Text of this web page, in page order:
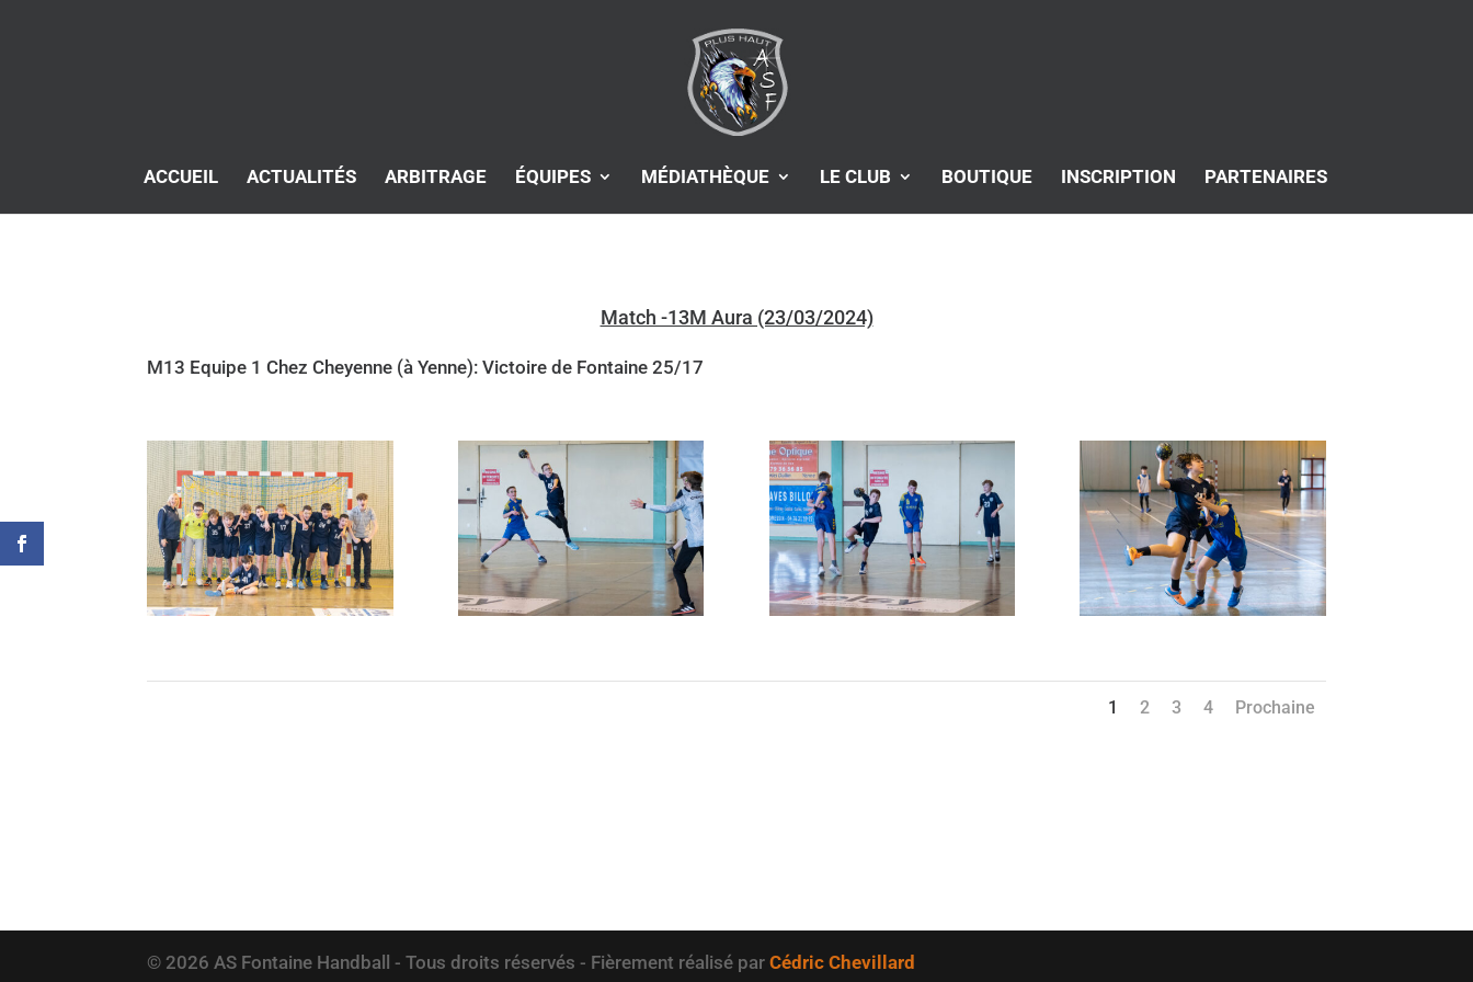
ACCUEIL ACTUALITÉS ARBITRAGE ÉQUIPES MÉDIATHÈQUE LE CLUB BOUTIQUE INSCRIPTION PARTENAIRES
Match -13M Aura (23/03/2024)
M13 Equipe 1 Chez Cheyenne (à Yenne): Victoire de Fontaine 25/17
1 2 3 4 Prochaine
© 2026 AS Fontaine Handball - Tous droits réservés - Fièrement réalisé parCédric Chevillard